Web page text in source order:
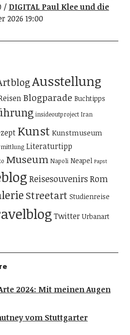
DIGITAL Paul Klee und die
2026 19:00
Ausstellung
Blogparade Buchtipps
insideoutproject Iran
Kunst Kunstmuseum
Literaturtipp
Museum Napoli Neapel Papst
ReisesouvenirsRom
Streetart Studienreise
Twitter Urbanart
2024: Mit meinen Augen
vom Stuttgarter